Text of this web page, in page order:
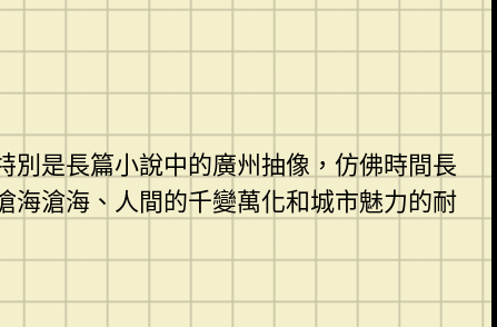
是長篇小說中的廣州抽像，仿佛時間長
滄海、人間的千變萬化和城市魅力的耐